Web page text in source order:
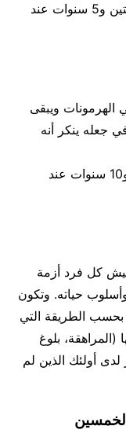
يرى البعض أنّ هذه الأزمة تدوم ما بين سنتين و5 سنوات عند
ويبقى
جعله ينكر أنه
يرى البعض أنّ هذه الأزمة تدوم ما بين 3 و10 سنوات عند
كل فرد أزمة
حياته. وتكون
بحسب الطريقة التي
(المراهقة، بلوغ
لدى أولئك الذين لم